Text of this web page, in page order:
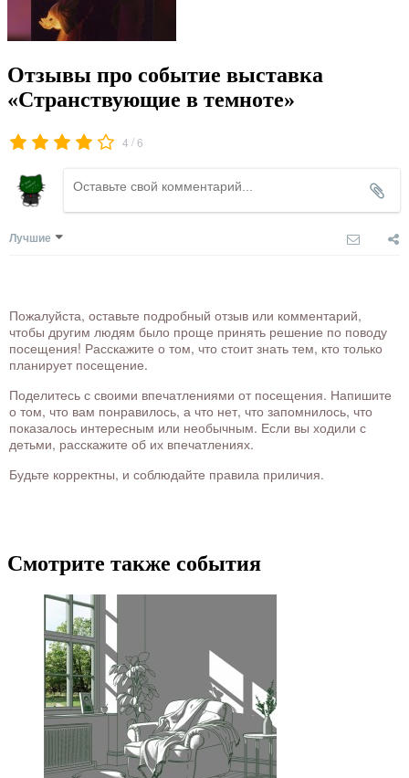
Отзывы про событие выставка
«Странствующие в темноте»
4 /6
Лучшие
Пожалуйста, оставьте подробный отзыв или комментарий,
чтобы другим людям было проще принять решение по поводу
посещения! Расскажите о том, что стоит знать тем, кто только
планирует посещение.
Поделитесь с своими впечатлениями от посещения. Напишите
о том, что вам понравилось, а что нет, что запомнилось, что
показалось интересным или необычным. Если вы ходили с
детьми, расскажите об их впечатлениях.
Будьте корректны, и соблюдайте правила приличия.
Смотрите также события